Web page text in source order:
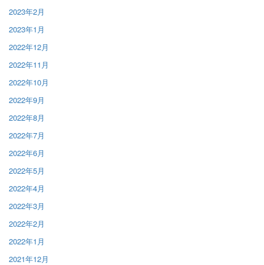
2023年2月
2023年1月
2022年12月
2022年11月
2022年10月
2022年9月
2022年8月
2022年7月
2022年6月
2022年5月
2022年4月
2022年3月
2022年2月
2022年1月
2021年12月